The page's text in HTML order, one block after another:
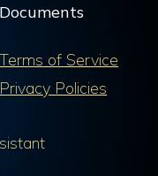
Documents
Terms of Service
Privacy Policies